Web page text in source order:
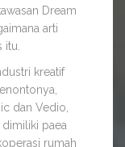
Dream
arti
kreatif
dan Vedio,
paea
rumah